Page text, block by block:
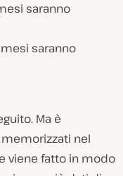
saranno
saranno
Ma è
nel
viene fatto in modo